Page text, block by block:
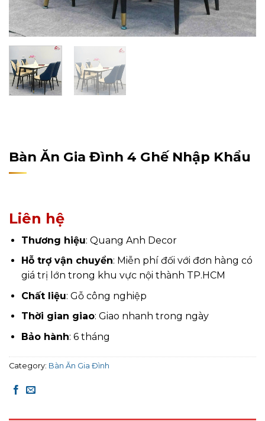
Bàn Ăn Gia Đình 4 Ghế Nhập Khẩu
Liên hệ
Thương hiệu: Quang Anh Decor
Hỗ trợ vận chuyển: Miễn phí đối với đơn hàng có
giá trị lớn trong khu vực nội thành TP.HCM
Chất liệu: Gỗ công nghiệp
Thời gian giao: Giao nhanh trong ngày
Bảo hành: 6 tháng
Category: Bàn Ăn Gia Đình